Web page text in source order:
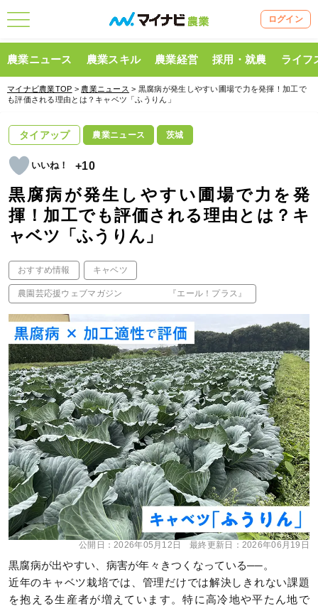
ログイン
農業ニュース 農業スキル 農業経営 採用・就農 ライフ
マイナビ農業TOP > 農業ニュース > 黒腐病が発生しやすい圃場で力を発揮！加工で
も評価される理由とは？キャベツ「ふうりん」
タイアップ 農業ニュース 茨城
+10
黒腐病が発生しやすい圃場で力を発
揮！加工でも評価される理由とは？キ
ャベツ「ふうりん」
おすすめ情報 キャベツ
農園芸応援ウェブマガジン 『エール！プラス』
公開日：2026年05月12日 最終更新日： 2026年06月19日
黒腐病が出やすい、病害が年々きつくなっている──。
近年のキャベツ栽培では、管理だけでは解決しきれない課題
を抱える生産者が増えています。特に高冷地や平たん地で